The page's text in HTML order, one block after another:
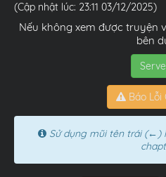
(Cập nhật lúc: 23:11 03/12/2025)
Nếu không xem được truyện
bên
Báo Lỗi
Sử dụng mũi tên trái (←)